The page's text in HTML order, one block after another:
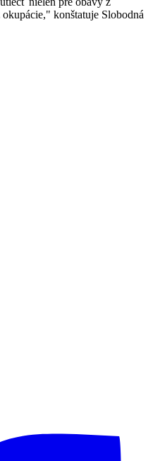
konštatuje Slobodná